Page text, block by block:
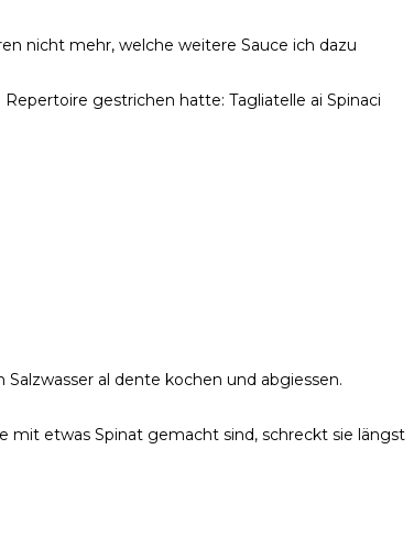
nicht mehr, welche weitere Sauce ich dazu
gestrichen hatte: Tagliatelle ai Spinaci
al dente kochen und abgiessen.
mit etwas Spinat gemacht sind, schreckt sie längst